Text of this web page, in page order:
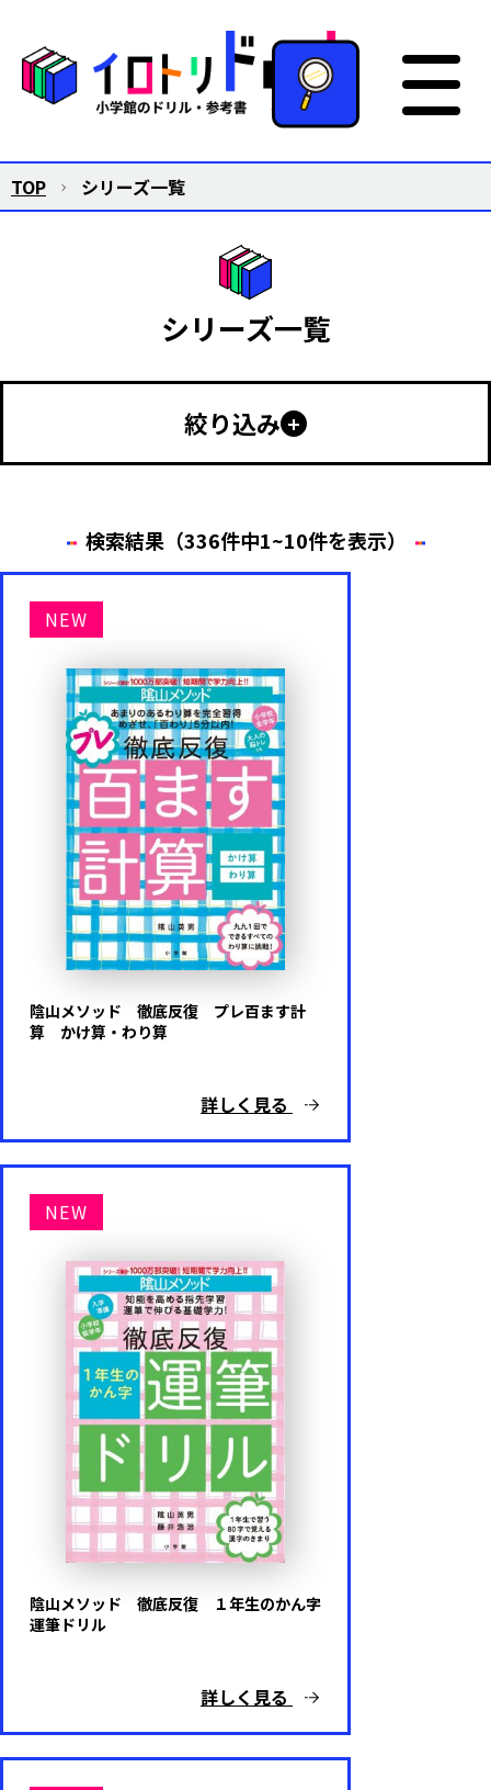
TOP シリーズ一覧
シリーズ一覧
絞り込み
1歳
4歳
5歳
内容
もじ・ことば
かず
めいろ
知育・育脳
えいご
プログラミング
その他
難易度
基礎レベル
検索結果（336件中1~10件を表示）
NEW
陰山メソッド 徹底反復 プレ百ます計
算 かけ算・わり算
詳しく見る
NEW
陰山メソッド 徹底反復 １年生のかん字
運筆ドリル
詳しく見る